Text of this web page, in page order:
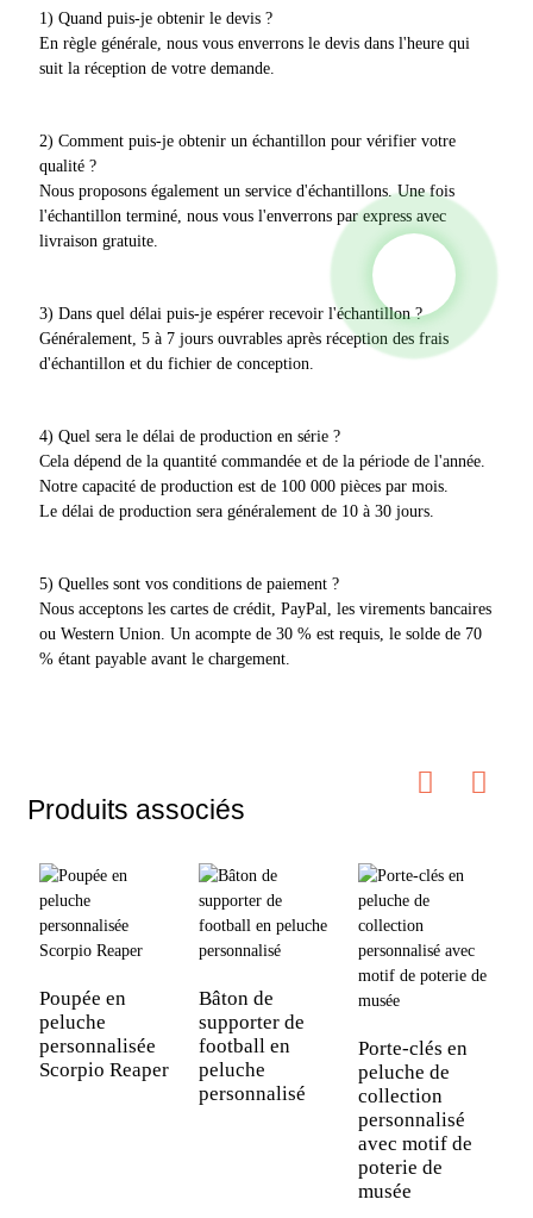
1) Quand puis-je obtenir le devis ?
En règle générale, nous vous enverrons le devis dans l'heure qui
suit la réception de votre demande.
2) Comment puis-je obtenir un échantillon pour vérifier votre
qualité ?
Nous proposons également un service d'échantillons. Une fois
l'échantillon terminé, nous vous l'enverrons par express avec
livraison gratuite.
3) Dans quel délai puis-je espérer recevoir l'échantillon ?
Généralement, 5 à 7 jours ouvrables après réception des frais
d'échantillon et du fichier de conception.
4) Quel sera le délai de production en série ?
Cela dépend de la quantité commandée et de la période de l'année.
Notre capacité de production est de 100 000 pièces par mois.
Le délai de production sera généralement de 10 à 30 jours.
5) Quelles sont vos conditions de paiement ?
Nous acceptons les cartes de crédit, PayPal, les virements bancaires
ou Western Union. Un acompte de 30 % est requis, le solde de 70
% étant payable avant le chargement.
Produits associés
Poupée en
peluche
personnalisée
Scorpio Reaper
Bâton de
supporter de
football en
peluche
personnalisé
Porte-clés en
peluche de
collection
personnalisé
avec motif de
poterie de
musée